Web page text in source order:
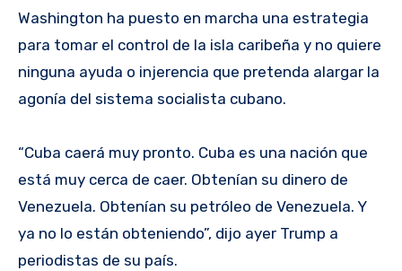
Washington ha puesto en marcha una estrategia
para tomar el control de la isla caribeña y no quiere
ninguna ayuda o injerencia que pretenda alargar la
agonía del sistema socialista cubano.
“Cuba caerá muy pronto. Cuba es una nación que
está muy cerca de caer. Obtenían su dinero de
Venezuela. Obtenían su petróleo de Venezuela. Y
ya no lo están obteniendo”, dijo ayer Trump a
periodistas de su país.